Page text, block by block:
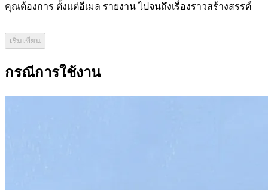
คุณต้องการ ตั้งแต่อีเมล รายงาน ไปจนถึงเรื่องราวสร้างสรรค์
เริ่มเขียน
กรณีการใช้งาน